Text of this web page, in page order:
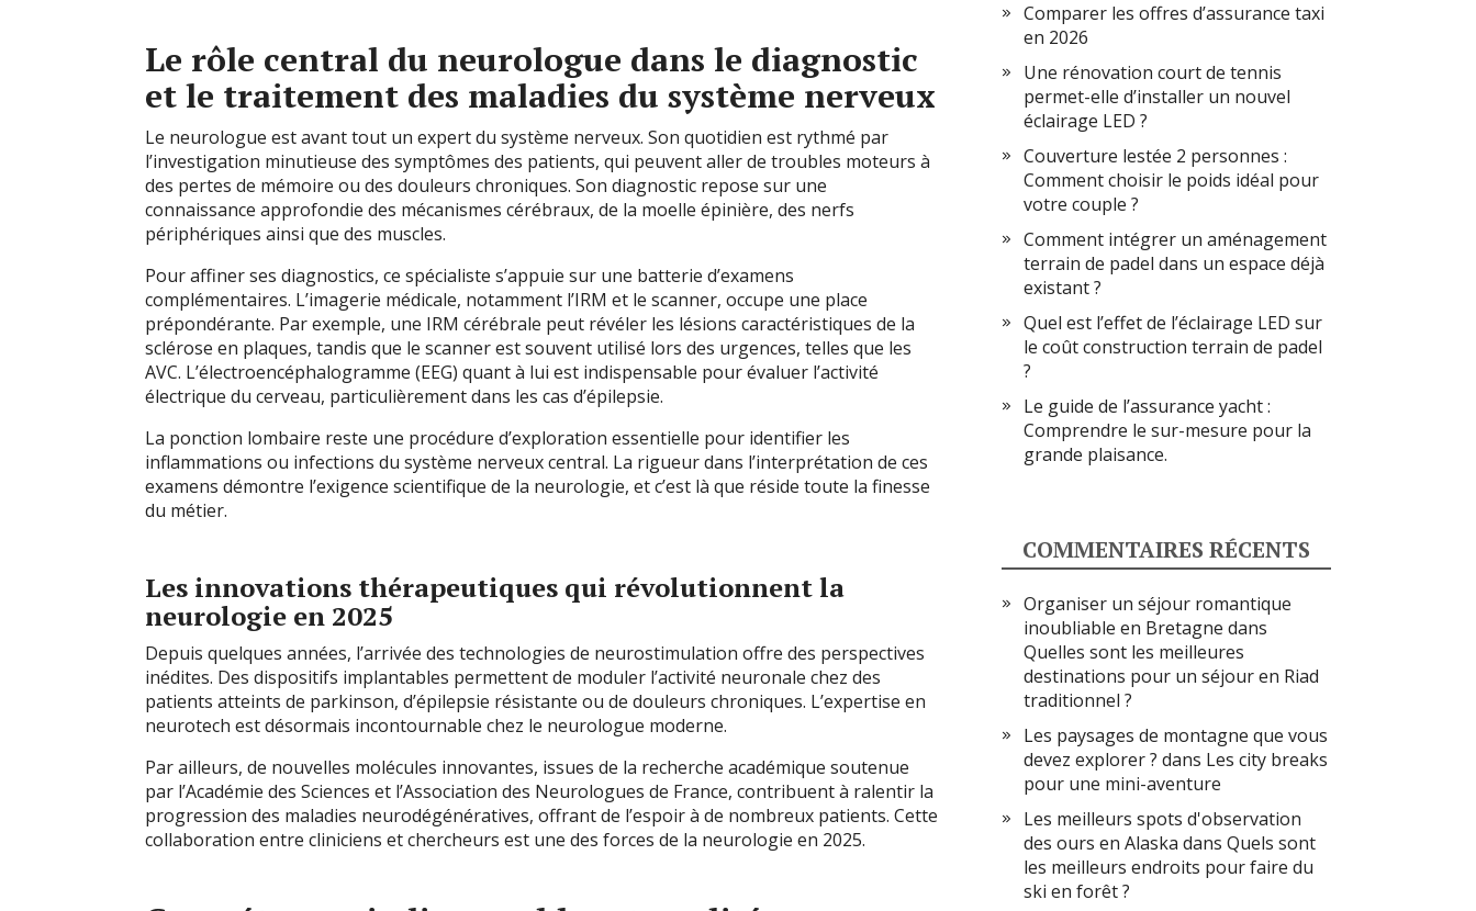
Le rôle central du neurologue dans le diagnostic
et le traitement des maladies du système nerveux
Le neurologue est avant tout un expert du système nerveux. Son quotidien est rythmé par
l’investigation minutieuse des symptômes des patients, qui peuvent aller de troubles moteurs à
des pertes de mémoire ou des douleurs chroniques. Son diagnostic repose sur une
connaissance approfondie des mécanismes cérébraux, de la moelle épinière, des nerfs
périphériques ainsi que des muscles.
Pour affiner ses diagnostics, ce spécialiste s’appuie sur une batterie d’examens
complémentaires. L’imagerie médicale, notamment l’IRM et le scanner, occupe une place
prépondérante. Par exemple, une IRM cérébrale peut révéler les lésions caractéristiques de la
sclérose en plaques, tandis que le scanner est souvent utilisé lors des urgences, telles que les
AVC. L’électroencéphalogramme (EEG) quant à lui est indispensable pour évaluer l’activité
électrique du cerveau, particulièrement dans les cas d’épilepsie.
La ponction lombaire reste une procédure d’exploration essentielle pour identifier les
inflammations ou infections du système nerveux central. La rigueur dans l’interprétation de ces
examens démontre l’exigence scientifique de la neurologie, et c’est là que réside toute la finesse
du métier.
Les innovations thérapeutiques qui révolutionnent la
neurologie en 2025
Depuis quelques années, l’arrivée des technologies de neurostimulation offre des perspectives
inédites. Des dispositifs implantables permettent de moduler l’activité neuronale chez des
patients atteints de parkinson, d’épilepsie résistante ou de douleurs chroniques. L’expertise en
neurotech est désormais incontournable chez le neurologue moderne.
Par ailleurs, de nouvelles molécules innovantes, issues de la recherche académique soutenue
par l’Académie des Sciences et l’Association des Neurologues de France, contribuent à ralentir la
progression des maladies neurodégénératives, offrant de l’espoir à de nombreux patients. Cette
collaboration entre cliniciens et chercheurs est une des forces de la neurologie en 2025.
Comparer les offres d’assurance taxi
en 2026
Une rénovation court de tennis
permet-elle d’installer un nouvel
éclairage LED ?
Couverture lestée 2 personnes :
Comment choisir le poids idéal pour
votre couple ?
Comment intégrer un aménagement
terrain de padel dans un espace déjà
existant ?
Quel est l’effet de l’éclairage LED sur
le coût construction terrain de padel
?
Le guide de l’assurance yacht :
Comprendre le sur-mesure pour la
grande plaisance.
COMMENTAIRES RÉCENTS
Organiser un séjour romantique
inoubliable en Bretagne dans
Quelles sont les meilleures
destinations pour un séjour en Riad
traditionnel ?
Les paysages de montagne que vous
devez explorer ? dans Les city breaks
pour une mini-aventure
Les meilleurs spots d'observation
des ours en Alaska dans Quels sont
les meilleurs endroits pour faire du
ski en forêt ?